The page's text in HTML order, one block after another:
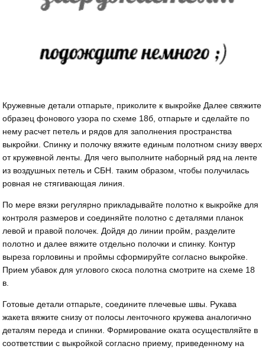
Кружевные детали отпарьте, приколите к выкройке Далее свяжите
образец фонового узора по схеме 18б, отпарьте и сделайте по
нему расчет петель и рядов для заполнения пространства
выкройки. Спинку и полочку вяжите единым полотном снизу вверх
от кружевной ленты. Для чего выполните наборный ряд на ленте
из воздушных петель и СБН. таким образом, чтобы получилась
ровная не стягивающая линия.
По мере вязки регулярно прикладывайте полотно к выкройке для
контроля размеров и соединяйте полотно с деталями планок
левой и правой полочек. Дойдя до линии пройм, разделите
полотно и далее вяжите отдельно полочки и спинку. Контур
выреза горловины и проймы сформируйте согласно выкройке.
Прием убавок для углового скоса полотна смотрите на схеме 18
в.
Готовые детали отпарьте, соедините плечевые швы. Рукава
жакета вяжите снизу от полосы ленточного кружева аналогично
деталям переда и спинки. Формирование оката осуществляйте в
соответствии с выкройкой согласно приему, приведенному на